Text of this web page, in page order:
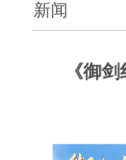
新闻
《御